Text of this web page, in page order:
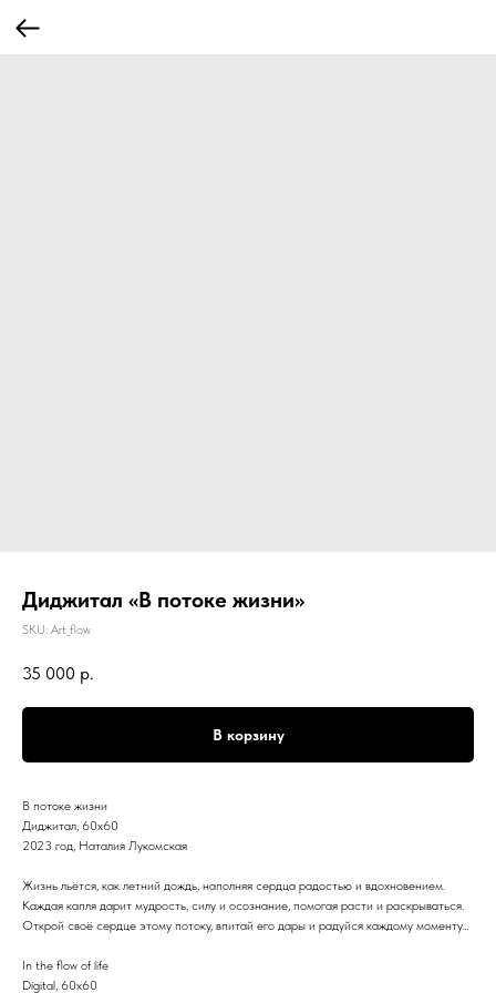
Диджитал «В потоке жизни»
SKU: Art_flow
35 000 р.
В корзину
В потоке жизни
Диджитал, 60х60
2023 год, Наталия Лукомская
Жизнь льётся, как летний дождь, наполняя сердца радостью и вдохновением.
Каждая капля дарит мудрость, силу и осознание, помогая расти и раскрываться.
Открой своё сердце этому потоку, впитай его дары и радуйся каждому моменту…
In the flow of life
Digital, 60x60